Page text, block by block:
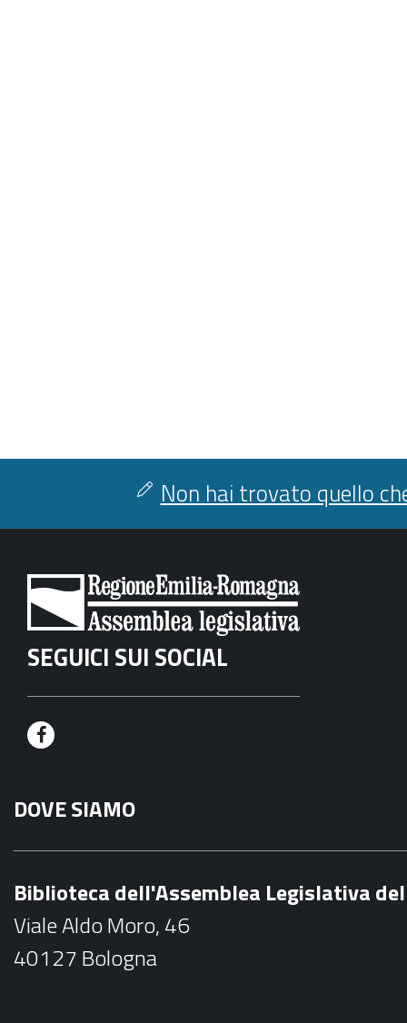
Non hai trovato quello
SEGUICI SUI SOCIAL
F
c
e
o
k
DOVE SIAMO
Biblioteca dell'Assemblea Legislativa
Viale Aldo Moro, 46
40127 Bologna